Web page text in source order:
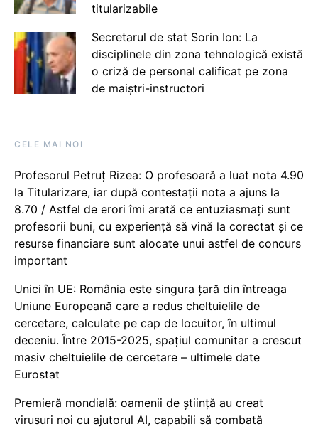
titularizabile
Secretarul de stat Sorin Ion: La
disciplinele din zona tehnologică există
o criză de personal calificat pe zona
de maiștri-instructori
CELE MAI NOI
Profesorul Petruț Rizea: O profesoară a luat nota 4.90
la Titularizare, iar după contestații nota a ajuns la
8.70 / Astfel de erori îmi arată ce entuziasmați sunt
profesorii buni, cu experiență să vină la corectat și ce
resurse financiare sunt alocate unui astfel de concurs
important
Unici în UE: România este singura țară din întreaga
Uniune Europeană care a redus cheltuielile de
cercetare, calculate pe cap de locuitor, în ultimul
deceniu. Între 2015-2025, spațiul comunitar a crescut
masiv cheltuielile de cercetare – ultimele date
Eurostat
Premieră mondială: oamenii de știință au creat
virusuri noi cu ajutorul AI, capabili să combată